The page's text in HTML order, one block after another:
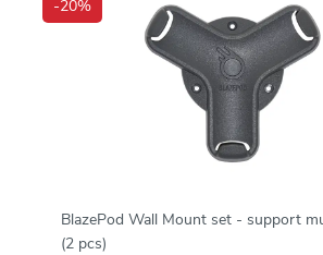
-20%
BlazePod Wall Mount set - support
(2 pcs)